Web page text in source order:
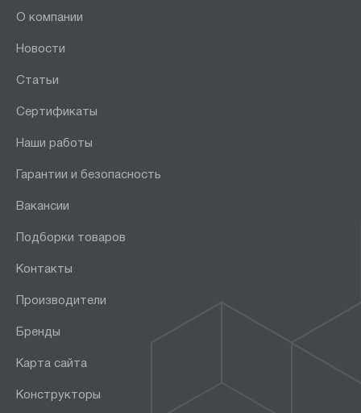
О компании
Новости
Статьи
Сертификаты
Наши работы
Гарантии и безопасность
Вакансии
Подборки товаров
Контакты
Производители
Бренды
Карта сайта
Конструкторы